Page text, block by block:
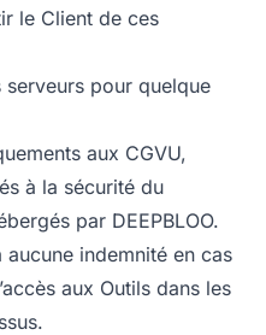
le Client de ces
serveurs pour quelque
aux CGVU,
à la sécurité du
par DEEPBLOO.
aucune indemnité en cas
aux Outils dans les